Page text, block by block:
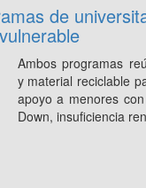
de
Ambos programas
y material reciclable
apoyo a menores
Down, insuficiencia